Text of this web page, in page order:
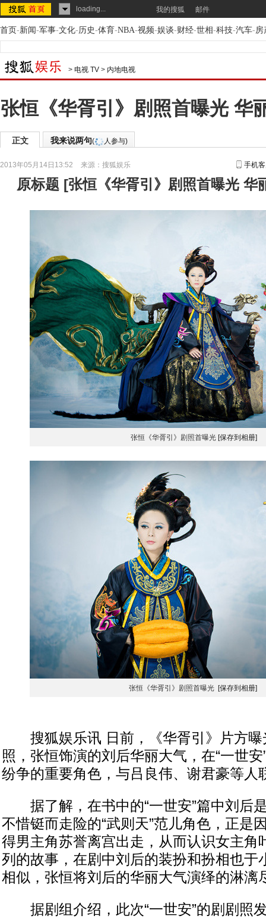
loading... 我的搜狐 邮件
首页-新闻-军事-文化-历史-体育-NBA-视频-娱谈-财经-世相-科技-汽车-房
> 电视 TV > 内地电视
张恒《华胥引》剧照首曝光 华
正文 我来说两句( 人参与)
2013年05月14日13:52 来源： 搜狐娱乐 手机
原标题 [张恒《华胥引》剧照首曝光 华
张恒《华胥引》剧照首曝光 [保存到相册]
张恒《华胥引》剧照首曝光 [保存到相册]
搜狐娱乐讯 日前，《华胥引》片方曝
照，张恒饰演的刘后华丽大气，在“一世
纷争的重要角色，与吕良伟、谢君豪等人
据了解，在书中的“一世安”篇中刘后
不惜铤而走险的“武则天”范儿角色，正是
得男主角苏誉离宫出走，从而认识女主角
列的故事，在剧中刘后的装扮和扮相也于
相似，张恒将刘后的华丽大气演绎的淋漓
据剧组介绍，此次“一世安”的剧剧照